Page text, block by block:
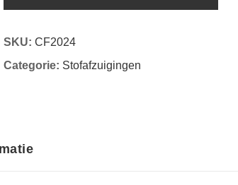
500mm
SKU: CF2024
Categorie: Stofafzuigingen